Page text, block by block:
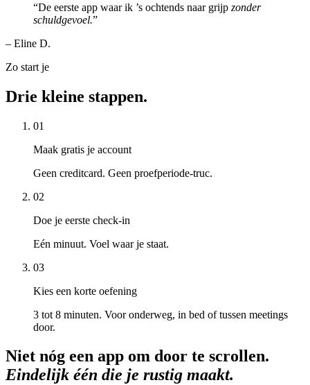
“De eerste app waar ik ’s ochtends naar grijp zonder
schuldgevoel.”
– Eline D.
Zo start je
Drie kleine stappen.
01
Maak gratis je account
Geen creditcard. Geen proefperiode-truc.
02
Doe je eerste check-in
Eén minuut. Voel waar je staat.
03
Kies een korte oefening
3 tot 8 minuten. Voor onderweg, in bed of tussen meetings
door.
Niet nóg een app om door te scrollen.
Eindelijk één die je rustig maakt.